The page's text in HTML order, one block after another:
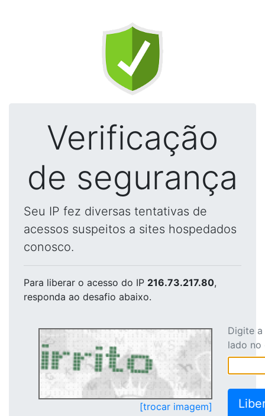
Verificação
de segurança
Seu IP fez diversas tentativas de
acessos suspeitos a sites hospedados
conosco.
Para liberar o acesso do IP 216.73.217.80,
responda ao desafio abaixo.
[trocar imagem]
Digite
lado no